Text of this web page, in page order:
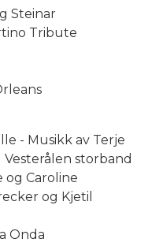
Steinar
Tribute
- Musikk av Terje
Vesterålen storband
og Caroline
og Kjetil
Onda